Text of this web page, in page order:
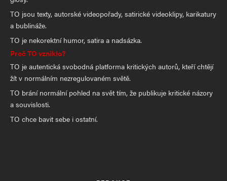
TO jsou texty, autorské videopořady, satirické videoklipy, karikatury
a bublináže.
TO je nekorektní humor, satira a nadsázka.
Proč TO vzniklo?
TO je autentická svobodná platforma kritických autorů, kteří chtějí
žít v normálním nezregulovaném světě.
TO brání normální pohled na svět tím, že publikuje kritické názory
a souvislosti.
TO chce bavit sebe i ostatní.